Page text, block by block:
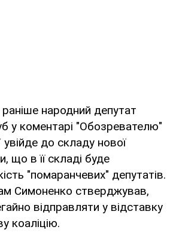
народний депутат
у коментарі "Обозревателю"
до складу нової
що в її складі буде
"помаранчевих" депутатів.
Симоненко стверджував,
відправляти у відставку
коаліцію.